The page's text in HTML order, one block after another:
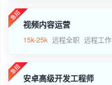
视频内容运营
15k-25k 远程全职 远程工作
安卓高级开发工程师